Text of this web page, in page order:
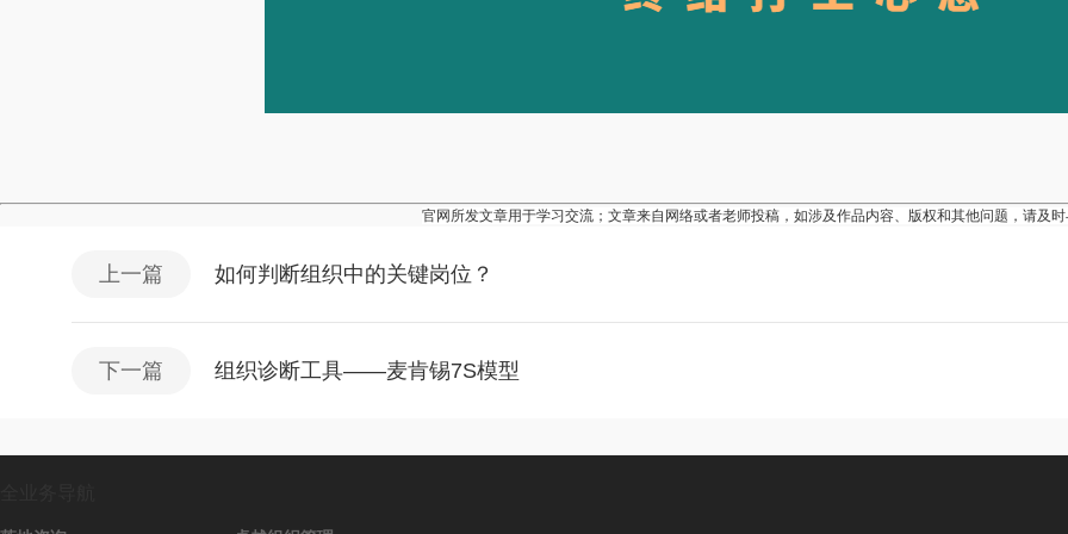
官网所发文章用于学习交流；文章来自网络或者老师投稿，如涉及作品内容、版权和其他问题，请及时
上一篇 如何判断组织中的关键岗位？
下一篇 组织诊断工具——麦肯锡7S模型